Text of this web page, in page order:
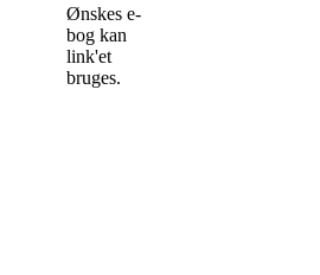
Ønskes e-
bog kan
link'et
bruges.